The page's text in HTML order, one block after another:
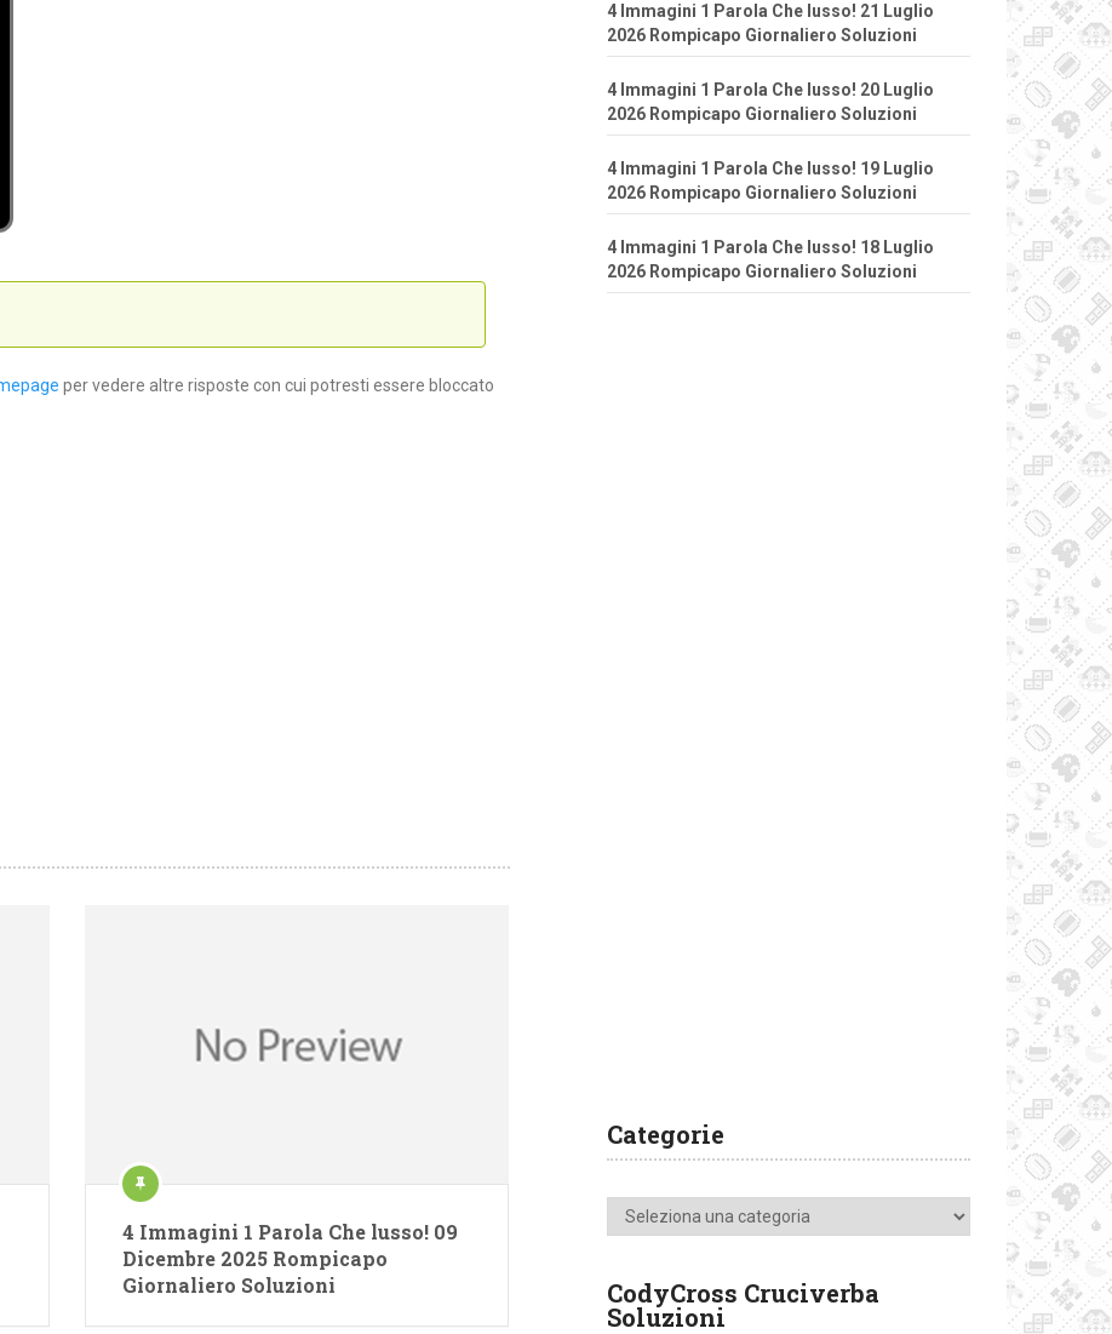
per vedere altre risposte con cui potresti essere bloccato
4 Immagini 1 Parola Che lusso! 09
Dicembre 2025 Rompicapo
Giornaliero Soluzioni
4 Immagini 1 Parola Che lusso! 21 Luglio
2026 Rompicapo Giornaliero Soluzioni
4 Immagini 1 Parola Che lusso! 20 Luglio
2026 Rompicapo Giornaliero Soluzioni
4 Immagini 1 Parola Che lusso! 19 Luglio
2026 Rompicapo Giornaliero Soluzioni
4 Immagini 1 Parola Che lusso! 18 Luglio
2026 Rompicapo Giornaliero Soluzioni
Categorie
Categorie
CodyCross Cruciverba
Soluzioni